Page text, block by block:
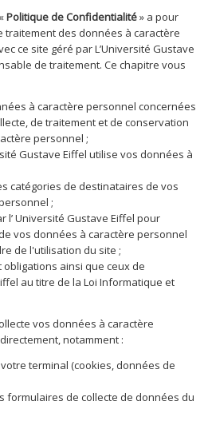
Politique de Confidentialité» a pour
traitement des données à caractère
ce site géré par L’Université Gustave
de traitement. Ce chapitre vous
à caractère personnel concernées
de traitement et de conservation
personnel ;
Gustave Eiffel utilise vos données à
catégories de destinataires de vos
;
l’ Université Gustave Eiffel pour
vos données à caractère personnel
de l'utilisation du site ;
ainsi que ceux de
au titre de la Loi Informatique et
vos données à caractère
notamment :
terminal (cookies, données de
formulaires de collecte de données du